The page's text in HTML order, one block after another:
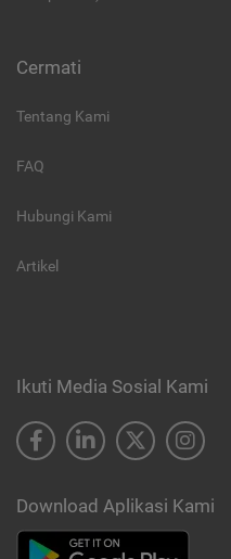
Cermati
Tentang Kami
FAQ
Hubungi Kami
Artikel
Ikuti Media Sosial Kami
Download Aplikasi Kami